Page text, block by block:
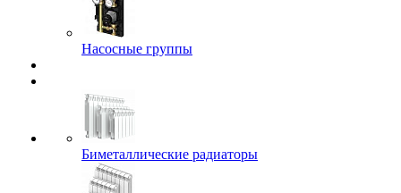
Насосные группы
Биметаллические радиаторы